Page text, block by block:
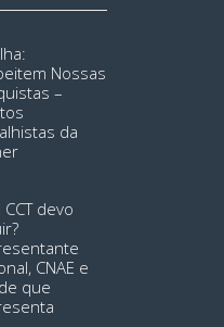
Nossas
–
da
devo
CNAE e
que